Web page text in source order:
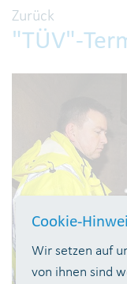
Zurück
"TÜV"-
Cookie-
Wir setzen auf
von ihnen sind